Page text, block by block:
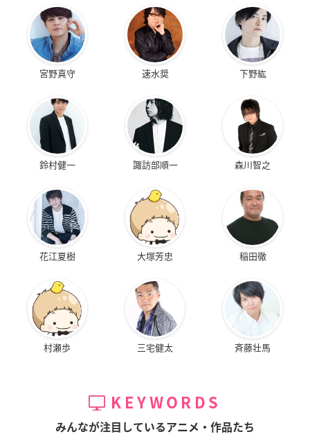
宮野真守 速水奨 下野紘
鈴村健一 諏訪部順一 森川智之
花江夏樹 大塚芳忠 稲田徹
村瀬歩 三宅健太 斉藤壮馬
KEYWORDS
みんなが注目しているアニメ・作品たち